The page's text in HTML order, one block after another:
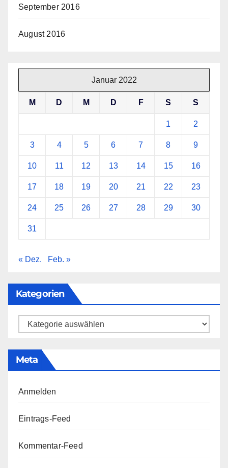
September 2016
August 2016
Januar 2022
M D M D F S S
1 2
3 4 5 6 7 8 9
10 11 12 13 14 15 16
17 18 19 20 21 22 23
24 25 26 27 28 29 30
31
« Dez. Feb. »
Kategorien
Kategorien
Meta
Anmelden
Eintrags-Feed
Kommentar-Feed